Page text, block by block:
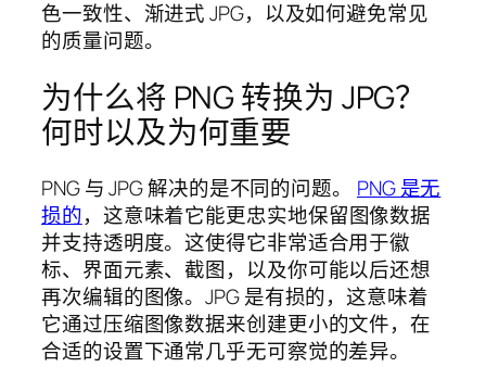
色一致性、渐进式 JPG，以及如何避免常见
的质量问题。
为什么将 PNG 转换为 JPG？
何时以及为何重要
PNG 与 JPG 解决的是不同的问题。 PNG 是无
损的，这意味着它能更忠实地保留图像数据
并支持透明度。这使得它非常适合用于徽
标、界面元素、截图，以及你可能以后还想
再次编辑的图像。JPG 是有损的，这意味着
它通过压缩图像数据来创建更小的文件，在
合适的设置下通常几乎无可察觉的差异。